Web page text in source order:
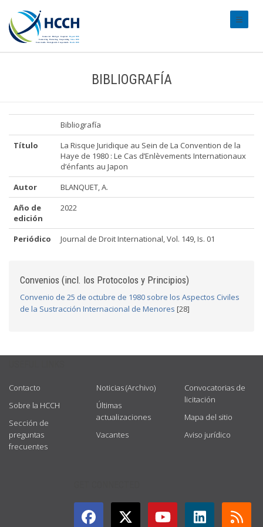
BIBLIOGRAFÍA
Bibliografía
Título
La Risque Juridique au Sein de La Convention de la
Haye de 1980 : Le Cas d’Enlèvements Internationaux
d’énfants au Japon
Autor
BLANQUET, A.
Año de
edición
2022
Periódico Journal de Droit International, Vol. 149, Is. 01
Convenios (incl. los Protocolos y Principios)
Convenio de 25 de octubre de 1980 sobre los Aspectos Civiles
de la Sustracción Internacional de Menores [28]
Contacto
Sobre la HCCH
Sección de
preguntas
frecuentes
Noticias (Archivo)
Últimas
actualizaciones
Vacantes
Convocatorias de
licitación
Mapa del sitio
Aviso jurídico